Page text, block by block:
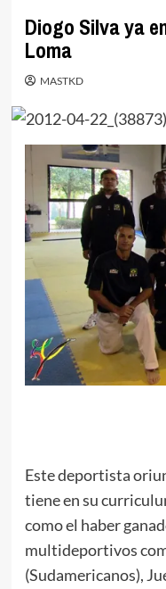
Diogo Silva ya
Loma
MASTKD
Este deportista
tiene en su
como el haber
multideportivos
(Sudamericanos),